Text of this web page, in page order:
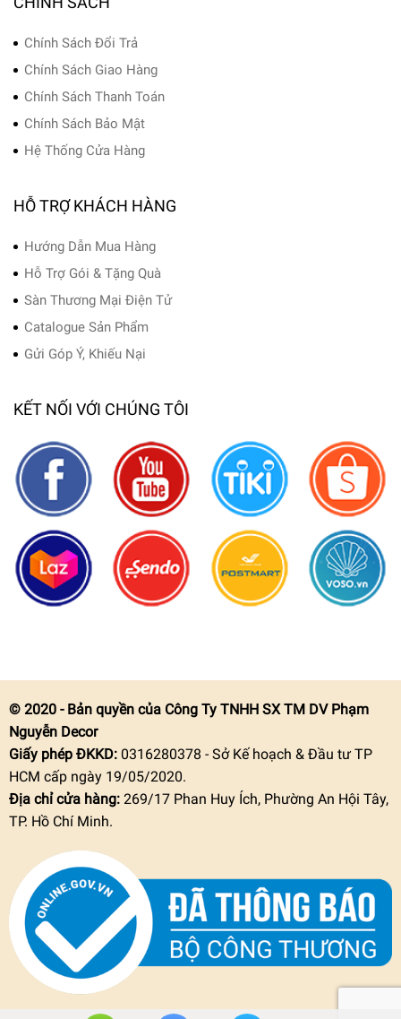
Chính Sách Đổi Trả
Chính Sách Giao Hàng
Chính Sách Thanh Toán
Chính Sách Bảo Mật
Hệ Thống Cửa Hàng
HỖ TRỢ KHÁCH HÀNG
Hướng Dẫn Mua Hàng
Hỗ Trợ Gói & Tặng Quà
Sàn Thương Mại Điện Tử
Catalogue Sản Phẩm
Gửi Góp Ý, Khiếu Nại
KẾT NỐI VỚI CHÚNG TÔI
© 2020 - Bản quyền của Công Ty TNHH SX TM DV Phạm
Nguyễn Decor
Giấy phép ĐKKD:0316280378 - Sở Kế hoạch & Đầu tư TP
HCM cấp ngày 19/05/2020.
Địa chỉ cửa hàng: 269/17 Phan Huy Ích, Phường An Hội Tây,
TP. Hồ Chí Minh.